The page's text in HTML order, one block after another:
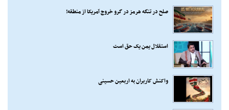
صلح در تنگه هرمز در گرو خروج آمریکا از منطقه!
استقلال یمن یک حق است
واکنش کاربران به اربعین حسینی